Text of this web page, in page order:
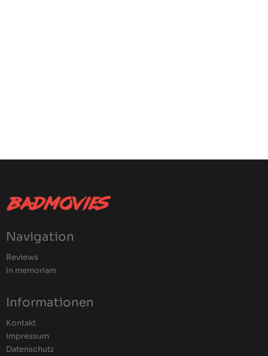
Navigation
Reviews
In memoriam
Informationen
Kontakt
Impressum
Datenschutz